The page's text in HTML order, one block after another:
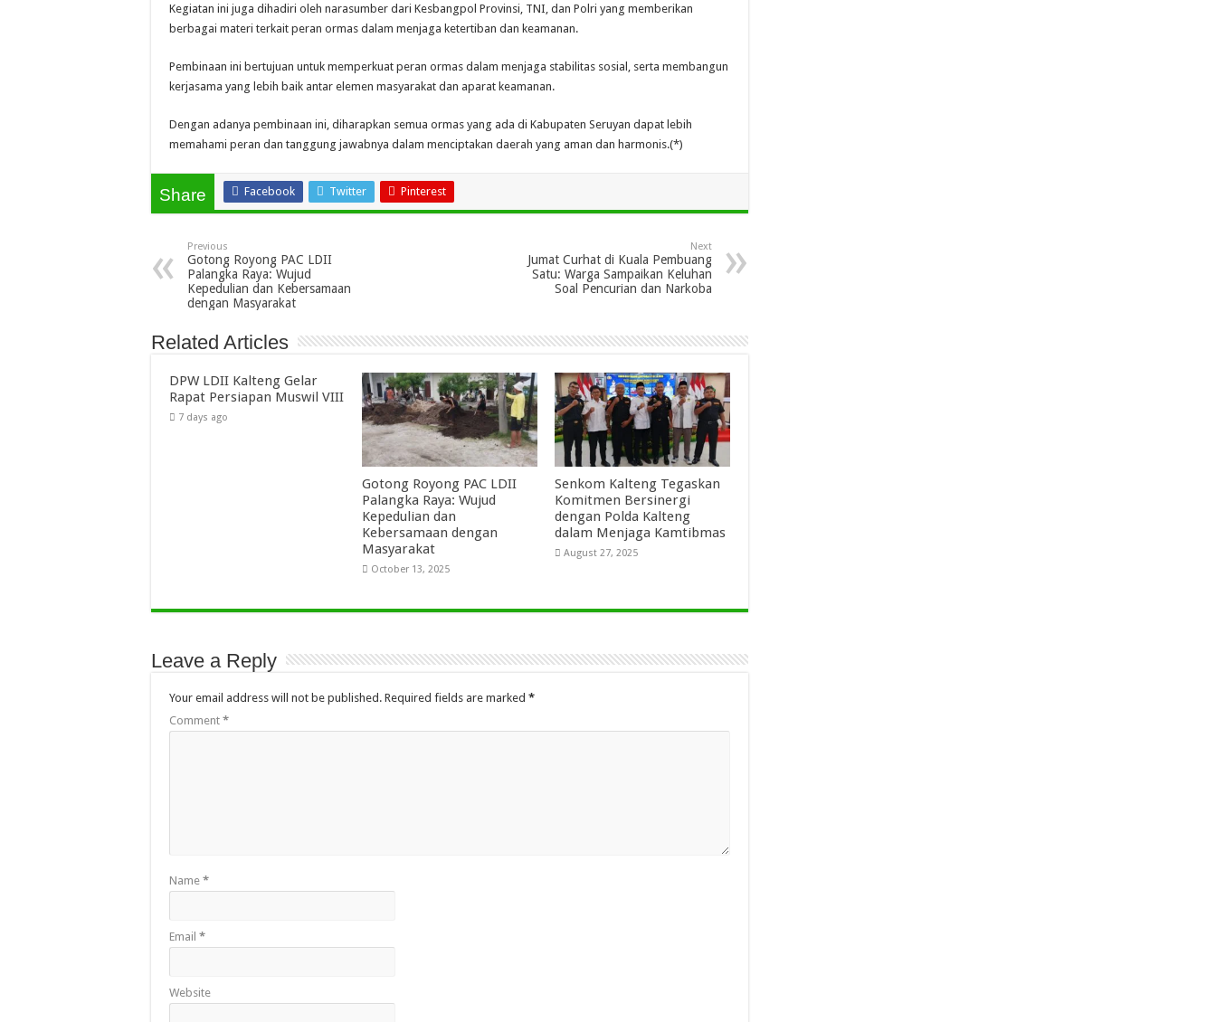
Kegiatan ini juga dihadiri oleh narasumber dari Kesbangpol Provinsi, TNI, dan Polri yang memberikan
berbagai materi terkait peran ormas dalam menjaga ketertiban dan keamanan.
Pembinaan ini bertujuan untuk memperkuat peran ormas dalam menjaga stabilitas sosial, serta membangun
kerjasama yang lebih baik antar elemen masyarakat dan aparat keamanan.
Dengan adanya pembinaan ini, diharapkan semua ormas yang ada di Kabupaten Seruyan dapat lebih
memahami peran dan tanggung jawabnya dalam menciptakan daerah yang aman dan harmonis.(*)
Share Facebook Twitter Pinterest
Previous
Gotong Royong PAC LDII
Palangka Raya: Wujud
Kepedulian dan Kebersamaan
dengan Masyarakat
Next
Jumat Curhat di Kuala Pembuang
Satu: Warga Sampaikan Keluhan
Soal Pencurian dan Narkoba
Related Articles
DPW LDII Kalteng Gelar
Rapat Persiapan Muswil VIII
7 days ago
Gotong Royong PAC LDII
Palangka Raya: Wujud
Kepedulian dan
Kebersamaan dengan
Masyarakat
October 13, 2025
Senkom Kalteng Tegaskan
Komitmen Bersinergi
dengan Polda Kalteng
dalam Menjaga Kamtibmas
August 27, 2025
Leave a Reply
Your email address will not be published. Required fields are marked *
Comment *
Name *
Email *
Website